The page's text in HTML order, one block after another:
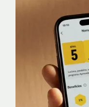
Nomad Lounge
Sala VIP no